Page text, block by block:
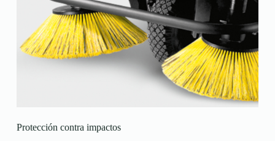
Protección contra impactos